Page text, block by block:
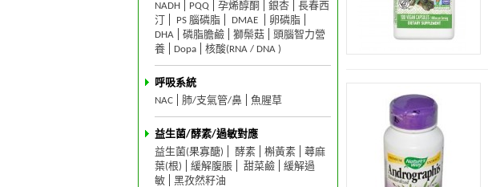
NADH
PQQ 孕烯醇酮 銀杏
長春西
汀
PS 腦磷脂 DMAE
卵磷脂
DHA
磷脂膽鹼 獅鬃菇
頭腦智力營
養
Dopa 核酸(RNA / DNA )
呼吸系統
NAC
肺/支氣管/鼻 魚腥草
益生菌/酵素/過敏對應
益生菌(果寡醣)
酵素 槲黃素
蕁麻
葉(根)
緩解腹脹 甜菜鹼
緩解過
敏
黑孜然籽油